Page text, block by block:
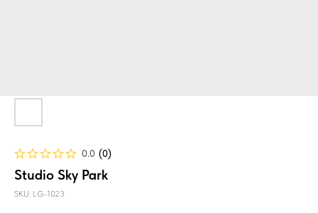
0.0 (0)
Studio Sky Park
SKU: LG-1023